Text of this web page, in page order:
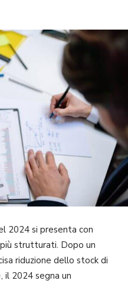
2024 si presenta con
strutturati. Dopo un
riduzione dello stock di
il 2024 segna un